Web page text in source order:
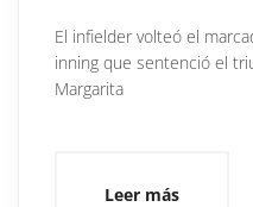
El infielder volteó el
inning que sentenció el
Margarita
Leer más